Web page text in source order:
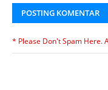
POSTING KOMENTAR
* Please Don't Spam Here.